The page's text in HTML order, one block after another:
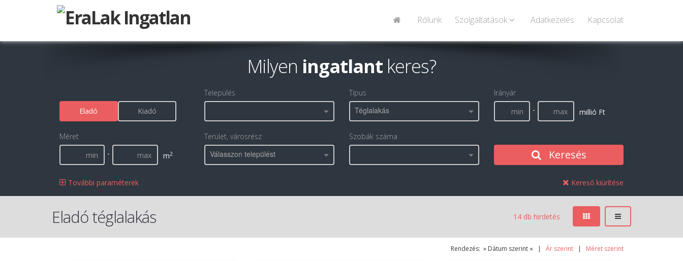
Rólunk Szolgáltatások Adatkezelés Kapcsolat
Milyen ingatlant keres?
Eladó Kiadó
Település Típus
Téglalakás
Irányár
-
millió Ft
Méret
-
m2
Terület, városrész
Válasszon települést
Szobák száma
Keresés
További paraméterek Kereső kiürítése
14 db hirdetés
Eladó téglalakás
Rendezés: » Dátum szerint « | Ár szerint | Méret szerint